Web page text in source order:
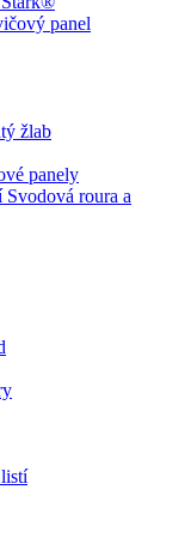
panel
žlab
panely
Svodová roura a